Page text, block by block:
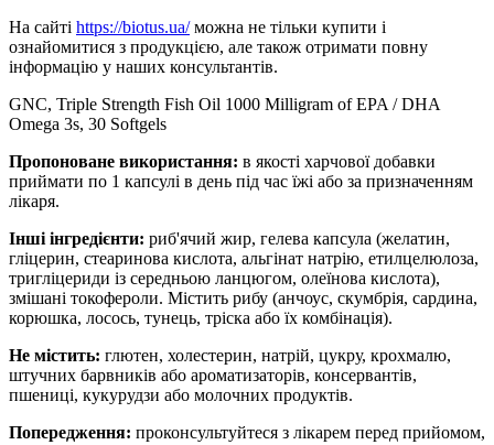
На сайті https://biotus.ua/можна не тільки купити і
ознайомитися з продукцією, але також отримати повну
інформацію у наших консультантів.
GNC, Triple Strength Fish Oil 1000 Milligram of EPA / DHA
Omega 3s, 30 Softgels
Пропоноване використання: в якості харчової добавки
приймати по 1 капсулі в день під час їжі або за призначенням
лікаря.
Інші інгредієнти: риб'ячий жир, гелева капсула (желатин,
гліцерин, стеаринова кислота, альгінат натрію, етилцелюлоза,
тригліцериди із середньою ланцюгом, олеїнова кислота),
змішані токофероли. Містить рибу (анчоус, скумбрія, сардина,
корюшка, лосось, тунець, тріска або їх комбінація).
Не містить: глютен, холестерин, натрій, цукру, крохмалю,
штучних барвників або ароматизаторів, консервантів,
пшениці, кукурудзи або молочних продуктів.
Попередження: проконсультуйтеся з лікарем перед прийомом,